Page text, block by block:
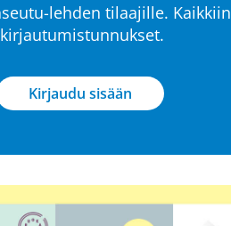
lehden tilaajille. Kaikkiin
Kirjaudu sisään